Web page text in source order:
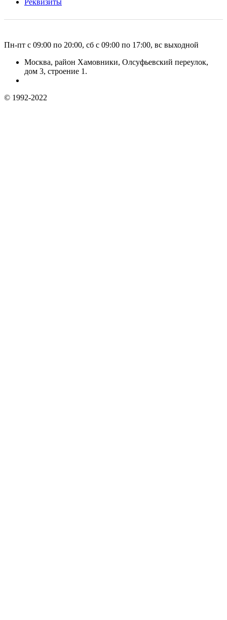
Реквизиты
Пн-пт с 09:00 по 20:00, сб с 09:00 по 17:00, вс выходной
Москва, район Хамовники, Олсуфьевский переулок,
дом 3, строение 1.
© 1992-2022